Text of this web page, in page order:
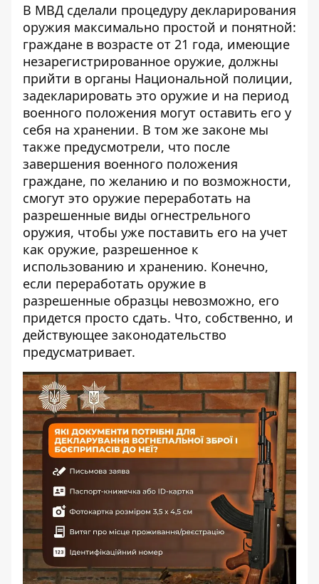
В МВД сделали процедуру декларирования
оружия максимально простой и понятной:
граждане в возрасте от 21 года, имеющие
незарегистрированное оружие, должны
прийти в органы Национальной полиции,
задекларировать это оружие и на период
военного положения могут оставить его у
себя на хранении. В том же законе мы
также предусмотрели, что после
завершения военного положения
граждане, по желанию и по возможности,
смогут это оружие переработать на
разрешенные виды огнестрельного
оружия, чтобы уже поставить его на учет
как оружие, разрешенное к
использованию и хранению. Конечно,
если переработать оружие в
разрешенные образцы невозможно, его
придется просто сдать. Что, собственно, и
действующее законодательство
предусматривает.